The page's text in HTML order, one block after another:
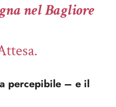
nel Bagliore
percepibile – e il